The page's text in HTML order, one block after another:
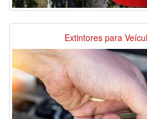
Extintores para